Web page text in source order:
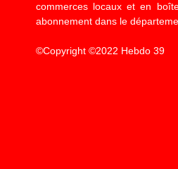
commerces locaux et en
abonnement dans le
©Copyright ©2022 Hebdo 39